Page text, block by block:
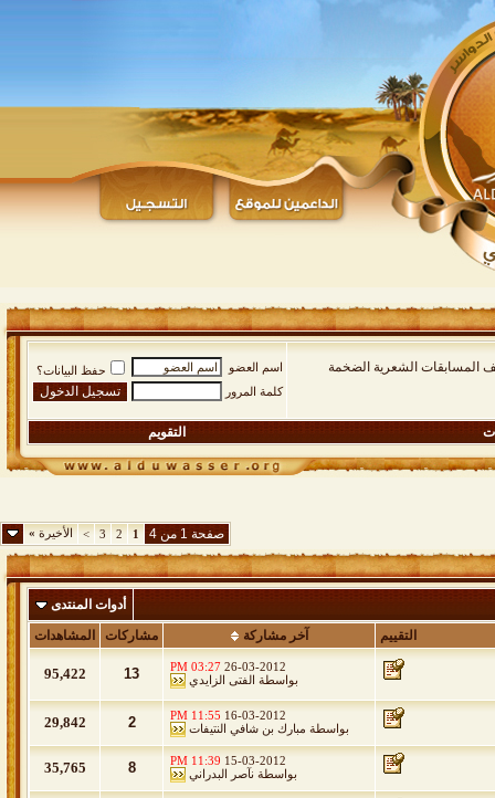
المسابقات الشعرية الضخمة اسم العضو
حفظ البيانات؟
كلمة المرور
التقويم
صفحة 1 من 4 1
2
3
> الأخيرة»
أدوات المنتدى
التقييم
آخر مشاركة مشاركات المشاهدات
26-03-2012
03:27 PM
بواسطة الفتى الزايدي 13
95,422
16-03-2012
11:55 PM
بواسطة مبارك بن شافي النتيفات 2
29,842
15-03-2012
11:39 PM
بواسطة نآصر البدراني 8
35,765